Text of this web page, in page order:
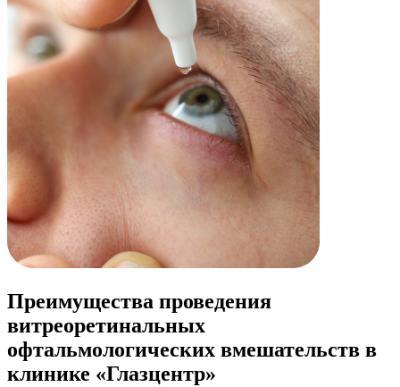
Преимущества проведения
витреоретинальных
офтальмологических вмешательств в
клинике «Глазцентр»